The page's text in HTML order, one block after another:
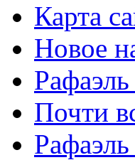
Карта
Новое
Почти